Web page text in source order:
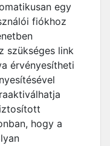
egy
fiókhoz
szükséges link
érvényesítheti
hogy a